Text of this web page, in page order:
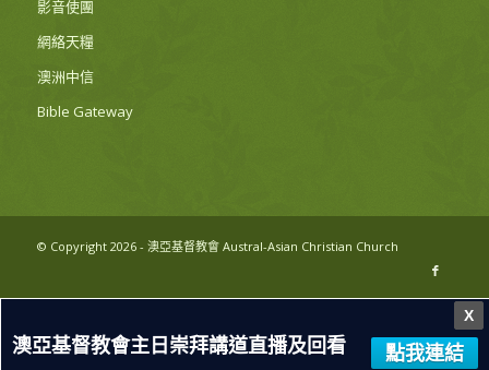
影音使團
網絡天糧
澳洲中信
Bible Gateway
© Copyright 2026 - 澳亞基督教會 Austral-Asian Christian Church
X
澳亞基督教會主日崇拜講道直播及回看 點我連結